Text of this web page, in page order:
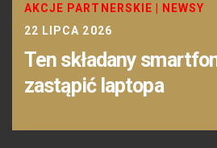
AKCJE PARTNERSKIE
NEWSY
22 LIPCA 2026
Ten składany
zastąpić laptopa